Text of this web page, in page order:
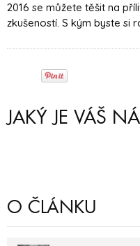
2016 se můžete těšit na
zkušeností. S kým byste si
JAKÝ JE VÁŠ
O ČLÁNKU